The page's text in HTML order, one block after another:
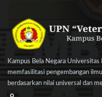
Kampus Bela Negara
memfasilitasi pengembangan
berdasarkan nilai universal dan